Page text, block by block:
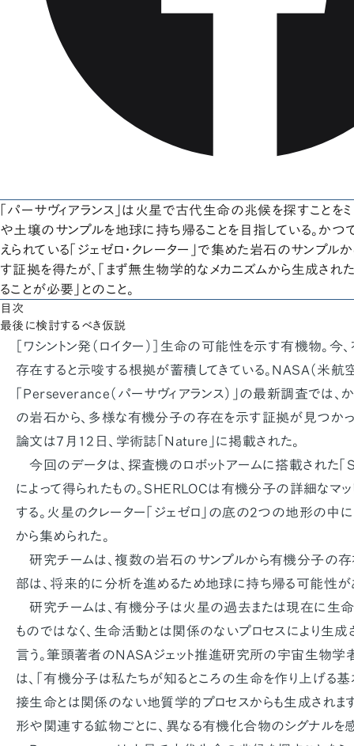
「パーサヴィアランス」は火星で古代生命の兆候を探すことをミ
や土壌のサンプルを地球に持ち帰ることを目指している。か
えられている「ジェゼロ・クレーター」で集めた岩石のサンプ
す証拠を得たが、「まず無生物学的なメカニズムから生成され
ることが必要」とのこと。
目次
最後に検討するべき仮説
［ワシントン発（ロイター）］生命の可能性を示す有機物。
存在すると示唆する根拠が蓄積してきている。NASA（米
「Perseverance（パーサヴィアランス）」の最新調査では
の岩石から、多様な有機分子の存在を示す証拠が見つかっ
論文は7月12日、学術誌「Nature」に掲載された。
今回のデータは、探査機のロボットアームに搭載された「
によって得られたもの。SHERLOCは有機分子の詳細なマ
する。火星のクレーター「ジェゼロ」の底の2つの地形の中
から集められた。
研究チームは、複数の岩石のサンプルから有機分子の存
部は、将来的に分析を進めるため地球に持ち帰る可能性が
研究チームは、有機分子は火星の過去または現在に生命
ものではなく、生命活動とは関係のないプロセスにより生
言う。筆頭著者のNASAジェット推進研究所の宇宙生物
は、「有機分子は私たちが知るところの生命を作り上げる
接生命とは関係のない地質学的プロセスからも生成されま
形や関連する鉱物ごとに、異なる有機化合物のシグナルを感